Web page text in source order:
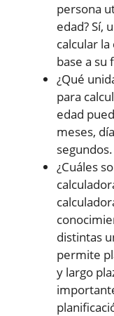
persona
edad? Sí,
calcular
base a su
¿Qué
para
edad
meses,
segundos.
¿Cuáles
distintas
permite
y largo